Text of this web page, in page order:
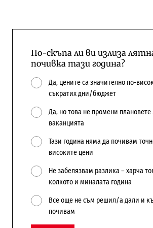
По-скъпа ли ви излиза
почивка тази година?
Да, цените са значително по-
съкратих дни/бюджет
Да, но това не промени
ваканцията
Тази година няма да почивам
високите цени
Не забелязвам разлика – харча
колкото и миналата година
Все още не съм решил/а дали и
почивам